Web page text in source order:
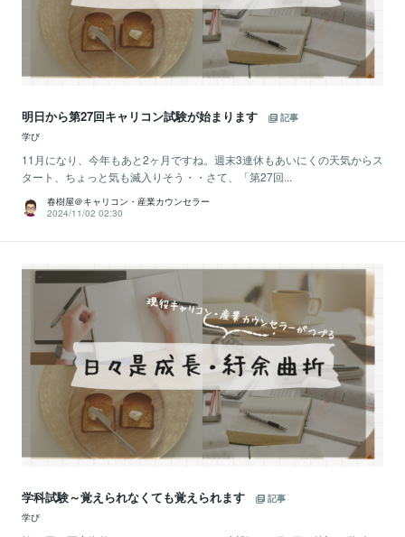
明日から第27回キャリコン試験が始まります
記事
学び
11月になり、今年もあと2ヶ月ですね。週末3連休もあいにくの天気からス
タート、ちょっと気も滅入りそう・・さて、「第27回...
春樹屋＠キャリコン・産業カウンセラー
2024/11/02 02:30
学科試験～覚えられなくても覚えられます
記事
学び